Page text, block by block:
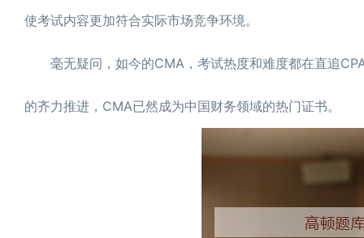
使考试内容更加符合实际市场竞争环境。
毫无疑问，如今的CMA，考试热度和难度都在直追
的齐力推进，CMA已然成为中国财务领域的热门证书。